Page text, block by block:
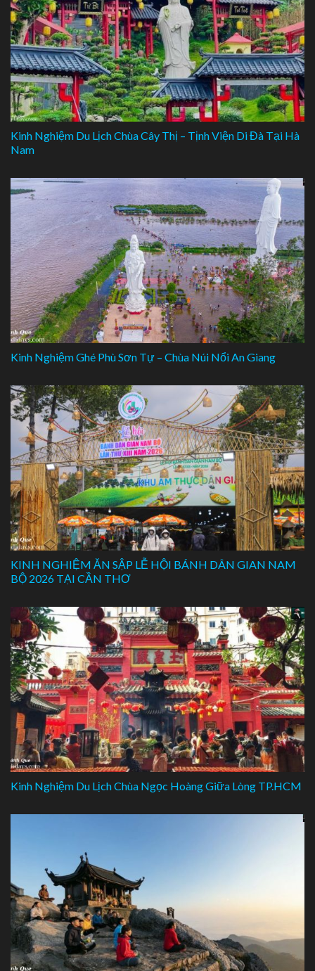
Kinh Nghiệm Du Lịch Chùa Cây Thị – Tịnh Viện Di Đà Tại Hà
Nam
Kinh Nghiệm Ghé Phù Sơn Tự – Chùa Núi Nổi An Giang
KINH NGHIỆM ĂN SẬP LỄ HỘI BÁNH DÂN GIAN NAM
BỘ 2026 TẠI CẦN THƠ
Kinh Nghiệm Du Lịch Chùa Ngọc Hoàng Giữa Lòng TP.HCM